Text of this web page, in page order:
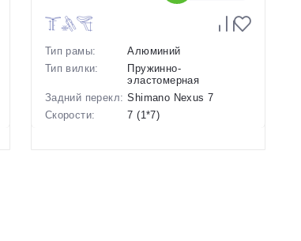
Тип рамы:
Алюминий
Тип вилки:
Пружинно-
эластомерная
Задний перекл: Shimano Nexus 7
Скорости:
7 (1*7)